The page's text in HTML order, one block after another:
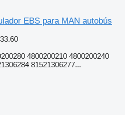
EBS para MAN autobús
4800200210 4800200240
81521306277...